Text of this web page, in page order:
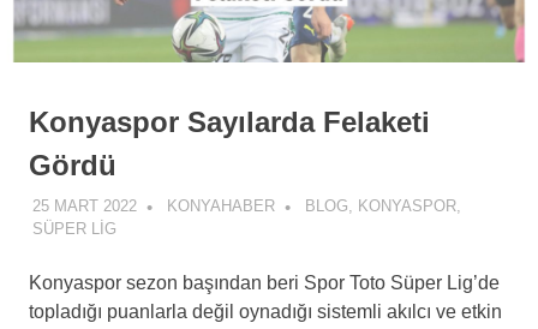
Konyaspor Sayılarda Felaketi
Gördü
25 MART 2022 KONYAHABER BLOG, KONYASPOR,
SÜPER LIG
Konyaspor sezon başından beri Spor Toto Süper Lig’de
topladığı puanlarla değil oynadığı sistemli akılcı ve etkin